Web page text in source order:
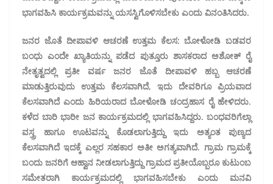
ಭಾಗವಹಿಸಿ ಕಾರ್ಯಕ್ರಮವನ್ನು ಯಸಸ್ವಿಗೊಳಿಸಬೇಕು ಎಂದು ವಿನಂತಿಸಿದರು.
ಜನರ ಜೊತೆ ದೀಪಾವಳಿ ಆಚರಣೆ ಉತ್ತಮ ಕೆಲಸ: ಬೋಳೋಡಿ ಬಡವರ
ಬಂಧು ಎಂದೇ ಖ್ಯಾತಿಯನ್ನು ಪಡೆದ ಪುತ್ತೂರು ಶಾಸಕರಾದ ಅಶೋಕ್ ರೈ
ನೇತೃತ್ವದಲ್ಲಿ ಪ್ರತೀ ವರ್ಷ ಜನರ ಜೊತೆ ದೀಪಾವಳಿ ಹಬ್ಬ ಆಚರಣೆ
ಮಾಡುತ್ತಿರುವುದು ಉತ್ತಮ ಕೆಲಸವಾಗಿದೆ, ಇದು ದೇವರಿಗೂ ಪ್ರಿಯವಾದ
ಕೆಲಸವಾಗಿದೆ ಎಂದು ಹಿರಿಯರಾದ ಬೋಳೋಡಿ ಚಂದ್ರಹಾಸ ರೈ ಹೇಳಿದರು.
ಕಳೆದ ಬಾರಿ ಭಾರೀ ಜನ ಕಾರ್ಯಕ್ರಮದಲ್ಲಿ ಭಾಗವಹಿಸಿದ್ದರು. ಬಂಧವರಿಗೆಲ್ಲಾ
ವಸ್ತ್ರ ಹಾಗೂ ಊಟವನ್ನು ಕೊಡಲಾಗುತ್ತಿದ್ದು ಇದು ಅತ್ಯಂತ ಪುಣ್ಯದ
ಕೆಲಸವಾಗಿದೆ ಇದಕ್ಕೆ ಎಲ್ಲರ ಸಹಕಾರ ಅತೀ ಅಗತ್ಯವಾಗಿದೆ. ಗ್ರಾಮ ಗ್ರಾಮಕ್ಕೆ
ಬಂದು ಜನರಿಗೆ ಆಹ್ವಾನ ನೀಡಲಾಗುತ್ತಿದ್ದು ಗ್ರಾಮದ ಪ್ರತೀಯೊಬ್ಬರೂ ಕುಟುಂಬ
ಸಮೇತರಾಗಿ ಕಾರ್ಯಕ್ರಮದಲ್ಲಿ ಭಾಗವಹಿಸಬೇಕು ಎಂದು ಮನವಿ